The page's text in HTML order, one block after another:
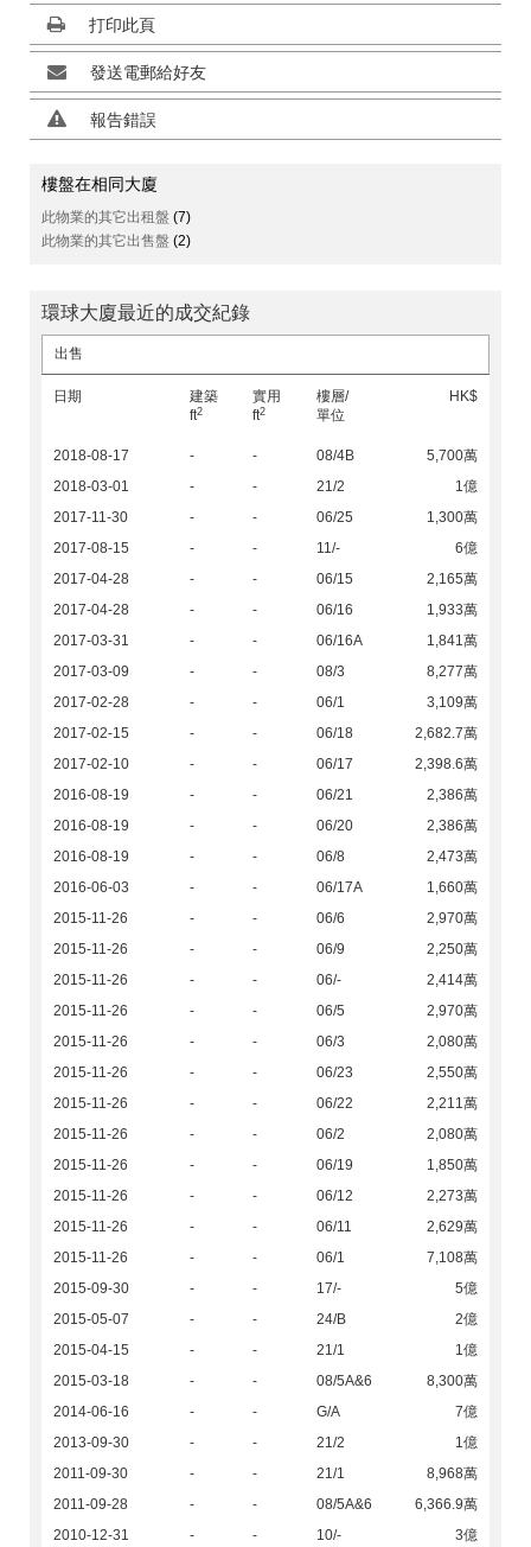
打印此頁
發送電郵給好友
報告錯誤
樓盤在相同大廈
此物業的其它出租盤 (7)
此物業的其它出售盤 (2)
環球大廈最近的成交紀錄
出售
日期
建築
ft2
實用
ft2
樓層/
單位
HK$
2018-08-17 - - 08/4B
5,700萬
2018-03-01
- - 21/2
1億
2017-11-30
- - 06/25
1,300萬
2017-08-15
- - 11/-
6億
2017-04-28
- - 06/15
2,165萬
2017-04-28
- - 06/16
1,933萬
2017-03-31
- - 06/16A
1,841萬
2017-03-09
- - 08/3
8,277萬
2017-02-28
- - 06/1
3,109萬
2017-02-15
- - 06/18
2,682.7萬
2017-02-10
- - 06/17
2,398.6萬
2016-08-19
- - 06/21
2,386萬
2016-08-19
- - 06/20
2,386萬
2016-08-19
- - 06/8
2,473萬
2016-06-03
- - 06/17A
1,660萬
2015-11-26
- - 06/6
2,970萬
2015-11-26
- - 06/9
2,250萬
2015-11-26
- - 06/-
2,414萬
2015-11-26
- - 06/5
2,970萬
2015-11-26
- - 06/3
2,080萬
2015-11-26
- - 06/23
2,550萬
2015-11-26
- - 06/22
2,211萬
2015-11-26
- - 06/2
2,080萬
2015-11-26
- - 06/19
1,850萬
2015-11-26
- - 06/12
2,273萬
2015-11-26
- - 06/11
2,629萬
2015-11-26
- - 06/1
7,108萬
2015-09-30
- - 17/-
5億
2015-05-07
- - 24/B
2億
2015-04-15
- - 21/1
1億
2015-03-18
- - 08/5A&6
8,300萬
2014-06-16
- - G/A
7億
2013-09-30
- - 21/2
1億
2011-09-30
- - 21/1
8,968萬
2011-09-28
- - 08/5A&6
6,366.9萬
2010-12-31
- - 10/- 3億